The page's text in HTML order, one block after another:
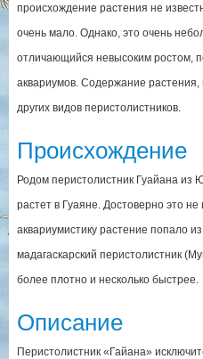
происхождение растения не
очень мало. Однако, это очень
отличающийся невысоким ростом,
аквариумов. Содержание растения,
других видов перистолистников.
Происхождение
Родом перистолистник Гуайана
растет в Гуаяне. Достоверно это не
аквариумистику растение попало
мадагаскарский перистолистник
более плотно и несколько быстрее.
Описание
Перистолистник «Гайана»